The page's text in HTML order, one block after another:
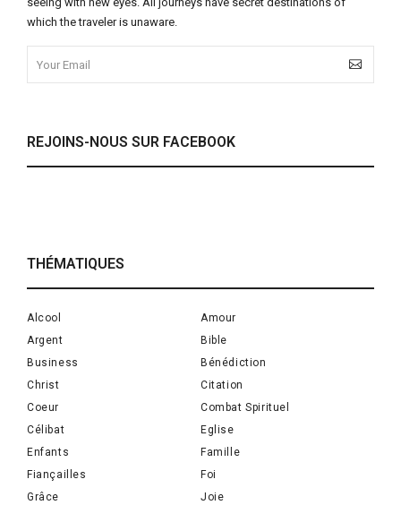
which the traveler is unaware.
REJOINS-NOUS SUR FACEBOOK
THÉMATIQUES
Alcool
Amour
Argent
Bible
Business
Bénédiction
Christ
Citation
Coeur
Combat Spirituel
Célibat
Eglise
Enfants
Famille
Fiançailles
Foi
Grâce
Joie